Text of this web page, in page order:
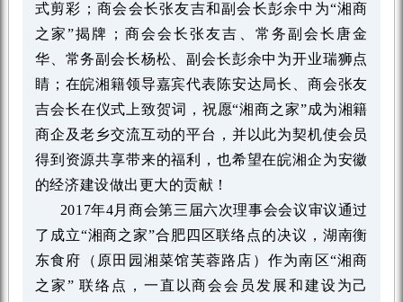
式剪彩；商会会长张友吉和副会长彭余中为“湘商
之家”揭牌；商会会长张友吉、常务副会长唐金
华、常务副会长杨松、副会长彭余中为开业瑞狮点
睛；在皖湘籍领导嘉宾代表陈安达局长、商会张友
吉会长在仪式上致贺词，祝愿“湘商之家”成为湘籍
商企及老乡交流互动的平台，并以此为契机使会员
得到资源共享带来的福利，也希望在皖湘企为安徽
的经济建设做出更大的贡献！
2017年4月商会第三届六次理事会会议审议通过
了成立“湘商之家”合肥四区联络点的决议，湖南衡
东食府（原田园湘菜馆芙蓉路店）作为南区“湘商
之家” 联络点，一直以商会会员发展和建设为己